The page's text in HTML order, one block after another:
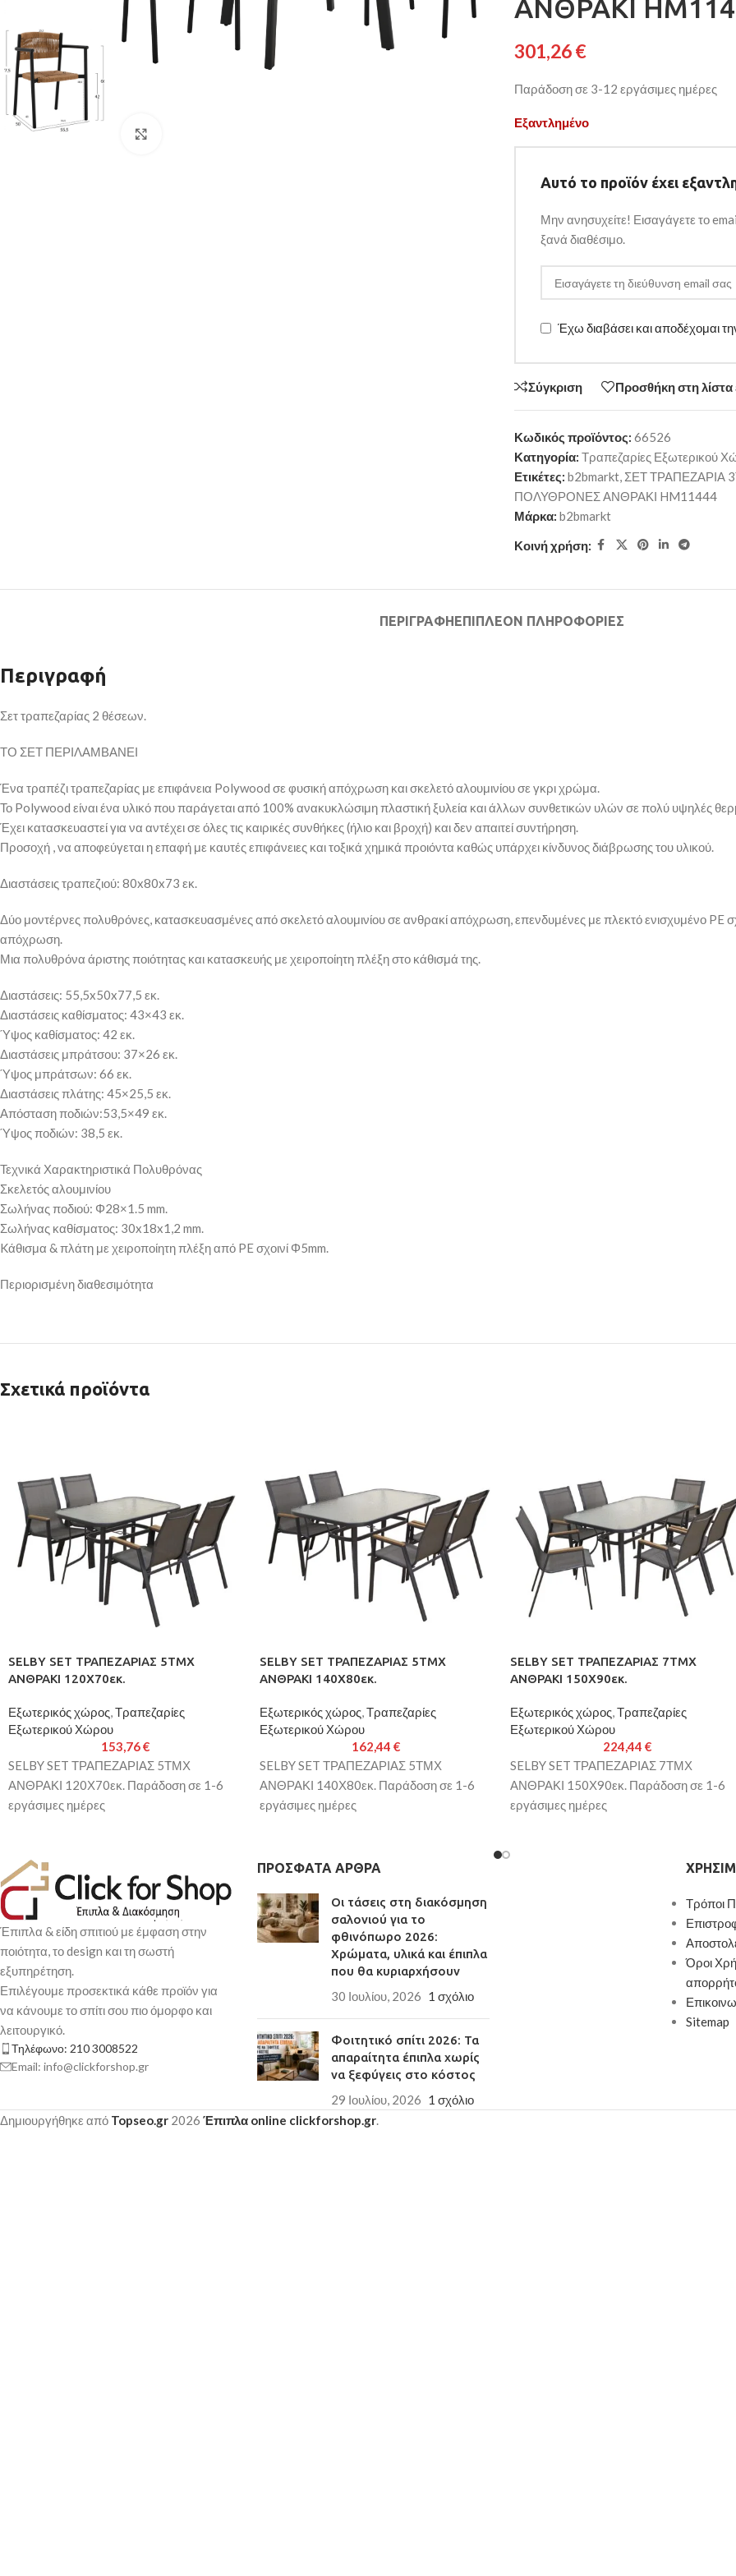
ΑΝΘΡΑΚΙ
301,26€
Παράδοση σε 3-12 εργάσιμες ημέρες
Εξαντλημένο
Αυτό το προϊόν έχει
Μην ανησυχείτε! Εισαγάγετε το
ξανά διαθέσιμο.
Έχω διαβάσει και αποδέχομαι
Σύγκριση Προσθήκη στη λίστα
Κωδικός προϊόντος: 66526
Κατηγορία: Τραπεζαρίες Εξωτερικού
Ετικέτες: b2bmarkt, ΣΕΤ ΤΡΑΠΕΖΑΡΙΑ
ΠΟΛΥΘΡΟΝΕΣ ΑΝΘΡΑΚΙ HM11444
Μάρκα: b2bmarkt
Κοινή χρήση:
ΠΕΡΙΓΡΑΦΉΕΠΙΠΛΈΟΝ ΠΛΗΡΟΦΟΡΊΕΣ
Περιγραφή
Σετ τραπεζαρίας 2 θέσεων.
ΤΟ ΣΕΤ ΠΕΡΙΛΑΜΒΑΝΕΙ
Ένα τραπέζι τραπεζαρίας με επιφάνεια Polywood σε φυσική απόχρωση και σκελετό αλουμινίου σε γκρι χρώμα.
Το Polywood είναι ένα υλικό που παράγεται από 100% ανακυκλώσιμη πλαστική ξυλεία και άλλων συνθετικών υλών σε πολύ υψηλές
Έχει κατασκευαστεί για να αντέχει σε όλες τις καιρικές συνθήκες (ήλιο και βροχή) και δεν απαιτεί συντήρηση.
Προσοχή , να αποφεύγεται η επαφή με καυτές επιφάνειες και τοξικά χημικά προιόντα καθώς υπάρχει κίνδυνος διάβρωσης του υλικού.
Διαστάσεις τραπεζιού: 80x80x73 εκ.
Δύο μοντέρνες πολυθρόνες, κατασκευασμένες από σκελετό αλουμινίου σε ανθρακί απόχρωση, επενδυμένες με πλεκτό ενισχυμένο PE
απόχρωση.
Μια πολυθρόνα άριστης ποιότητας και κατασκευής με χειροποίητη πλέξη στο κάθισμά της.
Διαστάσεις: 55,5x50x77,5 εκ.
Διαστάσεις καθίσματος: 43×43 εκ.
Ύψος καθίσματος: 42 εκ.
Διαστάσεις μπράτσου: 37×26 εκ.
Ύψος μπράτσων: 66 εκ.
Διαστάσεις πλάτης: 45×25,5 εκ.
Απόσταση ποδιών:53,5×49 εκ.
Ύψος ποδιών: 38,5 εκ.
Τεχνικά Χαρακτηριστικά Πολυθρόνας
Σκελετός αλουμινίου
Σωλήνας ποδιού: Φ28×1.5 mm.
Σωλήνας καθίσματος: 30x18x1,2 mm.
Kάθισμα & πλάτη με χειροποίητη πλέξη από PE σχοινί Φ5mm.
Περιορισμένη διαθεσιμότητα
Σχετικά προϊόντα
SELBY SET ΤΡΑΠΕΖΑΡΙΑΣ 5ΤΜΧ
ΑΝΘΡΑΚΙ 120Χ70εκ.
Εξωτερικός χώρος,Τραπεζαρίες
Εξωτερικού Χώρου
153,76€
SELBY SET ΤΡΑΠΕΖΑΡΙΑΣ 5ΤΜΧ
ΑΝΘΡΑΚΙ 120Χ70εκ. Παράδοση σε 1-6
εργάσιμες ημέρες
SELBY SET ΤΡΑΠΕΖΑΡΙΑΣ 5ΤΜΧ
ΑΝΘΡΑΚΙ 140Χ80εκ.
Εξωτερικός χώρος,Τραπεζαρίες
Εξωτερικού Χώρου
162,44€
SELBY SET ΤΡΑΠΕΖΑΡΙΑΣ 5ΤΜΧ
ΑΝΘΡΑΚΙ 140Χ80εκ. Παράδοση σε 1-6
εργάσιμες ημέρες
SELBY SET ΤΡΑΠΕΖΑΡΙΑΣ 7ΤΜΧ
ΑΝΘΡΑΚΙ 150Χ90εκ.
Εξωτερικός χώρος,Τραπεζαρίες
Εξωτερικού Χώρου
224,44 €
SELBY SET ΤΡΑΠΕΖΑΡΙΑΣ 7ΤΜΧ
ΑΝΘΡΑΚΙ 150Χ90εκ. Παράδοση σε 1-6
εργάσιμες ημέρες
Έπιπλα & είδη σπιτιού με έμφαση στην
ποιότητα, το design και τη σωστή
εξυπηρέτηση.
Επιλέγουμε προσεκτικά κάθε προϊόν για
να κάνουμε το σπίτι σου πιο όμορφο και
λειτουργικό.
Τηλέφωνο: 210 3008522
Email: info@clickforshop.gr
ΠΡΌΣΦΑΤΑ ΆΡΘΡΑ
Οι τάσεις στη διακόσμηση
σαλονιού για το
φθινόπωρο 2026:
Χρώματα, υλικά και έπιπλα
που θα κυριαρχήσουν
30 Ιουλίου, 2026 1 σχόλιο
Φοιτητικό σπίτι 2026: Τα
απαραίτητα έπιπλα χωρίς
να ξεφύγεις στο κόστος
29 Ιουλίου, 2026 1 σχόλιο
Τρόποι
Όροι
Sitemap
Δημιουργήθηκε από Topseo.gr 2026 Έπιπλα online clickforshop.gr.